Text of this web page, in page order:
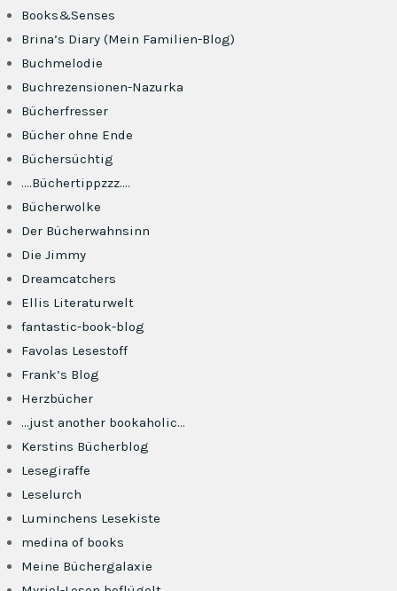
Books&Senses
Brina’s Diary (Mein Familien-Blog)
Buchmelodie
Buchrezensionen-Nazurka
Bücherfresser
Bücher ohne Ende
Büchersüchtig
….Büchertippzzz….
Bücherwolke
Der Bücherwahnsinn
Die Jimmy
Dreamcatchers
Ellis Literaturwelt
fantastic-book-blog
Favolas Lesestoff
Frank’s Blog
Herzbücher
…just another bookaholic…
Kerstins Bücherblog
Lesegiraffe
Leselurch
Luminchens Lesekiste
medina of books
Meine Büchergalaxie